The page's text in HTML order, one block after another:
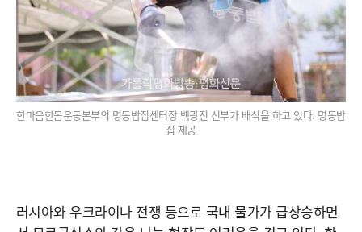
한마음한몸운동본부의 명동밥집센터장 백광진 신부가 배식을 하고 있다. 명동밥
집 제공
러시아와 우크라이나 전쟁 등으로 국내 물가가 급상승하면